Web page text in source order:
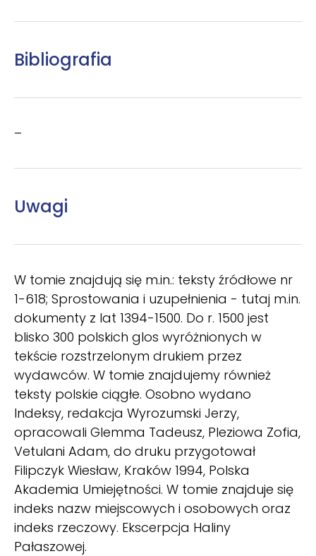
Bibliografia
–
Uwagi
W tomie znajdują się m.in.: teksty źródłowe nr
1-618; Sprostowania i uzupełnienia - tutaj m.in.
dokumenty z lat 1394-1500. Do r. 1500 jest
blisko 300 polskich glos wyróżnionych w
tekście rozstrzelonym drukiem przez
wydawców. W tomie znajdujemy również
teksty polskie ciągłe. Osobno wydano
Indeksy, redakcja Wyrozumski Jerzy,
opracowali Glemma Tadeusz, Pleziowa Zofia,
Vetulani Adam, do druku przygotował
Filipczyk Wiesław, Kraków 1994, Polska
Akademia Umiejętności. W tomie znajduje się
indeks nazw miejscowych i osobowych oraz
indeks rzeczowy. Ekscerpcja Haliny
Pałaszowej.